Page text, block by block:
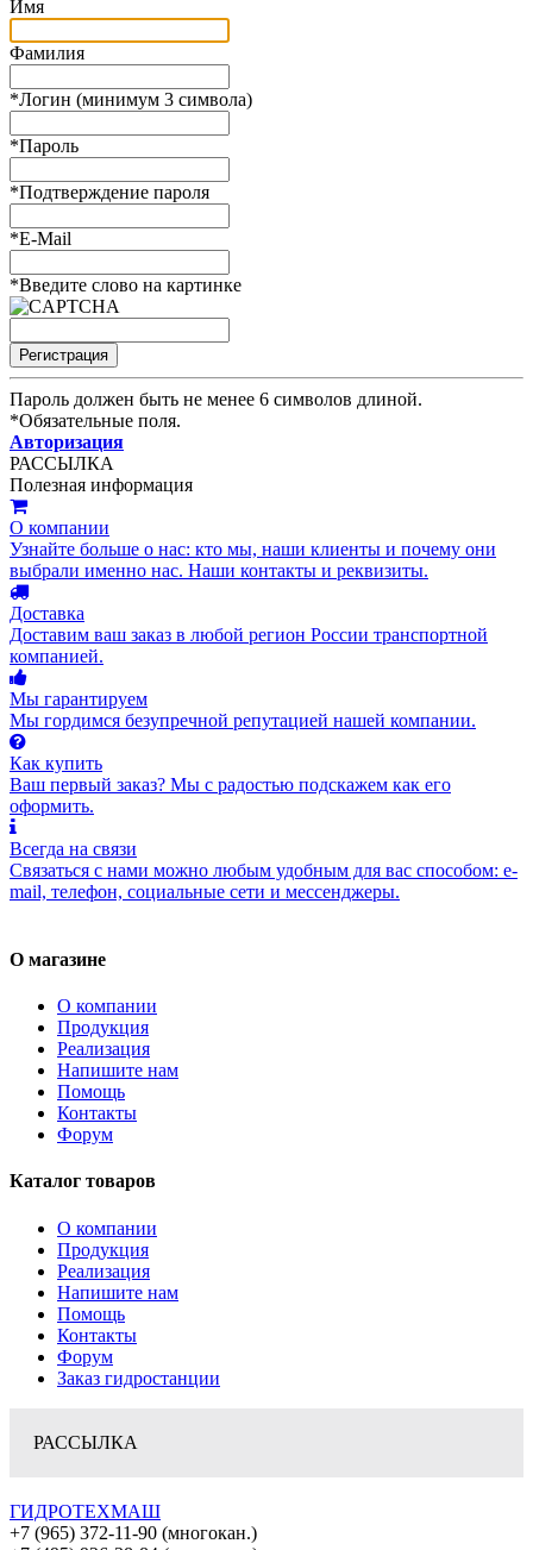
Имя
Фамилия
*Логин (минимум 3 символа)
*Пароль
*Подтверждение пароля
*E-Mail
*Введите слово на картинке
Пароль должен быть не менее 6 символов длиной.
*Обязательные поля.
Авторизация
РАССЫЛКА
Полезная информация
О компании
Узнайте больше о нас: кто мы, наши клиенты и почему они
выбрали именно нас. Наши контакты и реквизиты.
Доставка
Доставим ваш заказ в любой регион России транспортной
компанией.
Мы гарантируем
Мы гордимся безупречной репутацией нашей компании.
Как купить
Ваш первый заказ? Мы с радостью подскажем как его
оформить.
Всегда на связи
Связаться с нами можно любым удобным для вас способом: e-
mail, телефон, социальные сети и мессенджеры.
О магазине
О компании
Продукция
Реализация
Напишите нам
Помощь
Контакты
Форум
Каталог товаров
О компании
Продукция
Реализация
Напишите нам
Помощь
Контакты
Форум
Заказ гидростанции
РАССЫЛКА
ГИДРОТЕХМАШ
+7 (965) 372-11-90 (многокан.)